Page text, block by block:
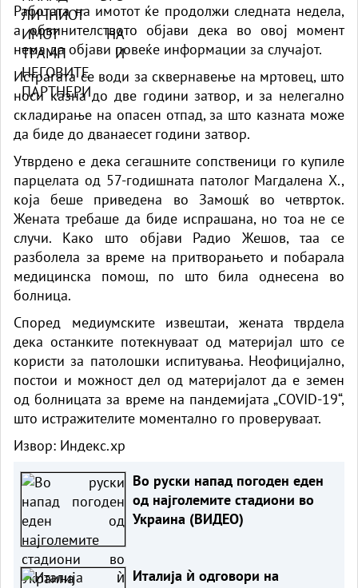
Работата на имотот ќе продолжи следната недела,
а обвинителството објави дека во овој момент
нема да објави повеќе информации за случајот.
Истрагата се води за сквернавење на мртовец, што
носи казна до две години затвор, и за нелегално
складирање на опасен отпад, за што казната може
да биде до дванаесет години затвор.
Утврдено е дека сегашните сопственици го купиле
парцелата од 57-годишната патолог Магдалена Х.,
која беше приведена во Замошќ во четврток.
Жената требаше да биде испрашана, но тоа не се
случи. Како што објави Радио Жешов, таа се
разболела за време на притворањето и побарала
медицинска помош, по што била однесена во
болница.
Според медиумските извештаи, жената тврдела
дека останките потекнуваат од материјал што се
користи за патолошки испитувања. Неофицијално,
постои и можност дел од материјалот да е земен
од болницата за време на пандемијата „COVID-19“,
што истражителите моментално го проверуваат.
Извор: Индекс.хр
Во руски напад погоден еден
од најголемите стадиони во
Украина (ВИДЕО)
Италија ѝ одговори на